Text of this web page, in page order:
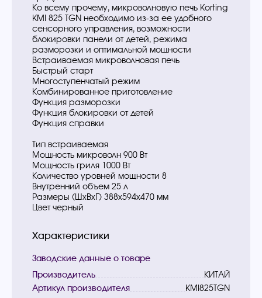
Ко всему прочему, микроволновую печь Korting
KMI 825 TGN необходимо из-за ее удобного
сенсорного управления, возможности
блокировки панели от детей, режима
разморозки и оптимальной мощности
Встраиваемая микроволновая печь
Быстрый старт
Многоступенчатый режим
Комбинированное приготовление
Функция разморозки
Функция блокировки от детей
Функция справки
Тип встраиваемая
Мощность микроволн 900 Вт
Мощность гриля 1000 Вт
Количество уровней мощности 8
Внутренний объем 25 л
Размеры (ШxВxГ) 388х594х470 мм
Цвет черный
Характеристики
Заводские данные о товаре
Производитель
КИТАЙ
Артикул производителя
KMI825TGN